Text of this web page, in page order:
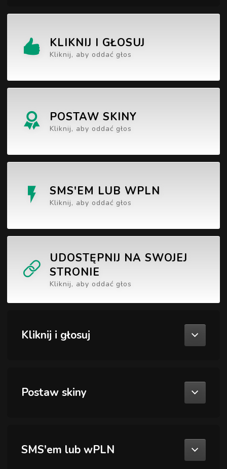
KLIKNIJ I GŁOSUJ
Kliknij, aby oddać głos
POSTAW SKINY
Kliknij, aby oddać głos
SMS'EM LUB WPLN
Kliknij, aby oddać głos
UDOSTĘPNIJ NA SWOJEJ
STRONIE
Kliknij, aby oddać głos
Kliknij i głosuj
Postaw skiny
SMS'em lub wPLN